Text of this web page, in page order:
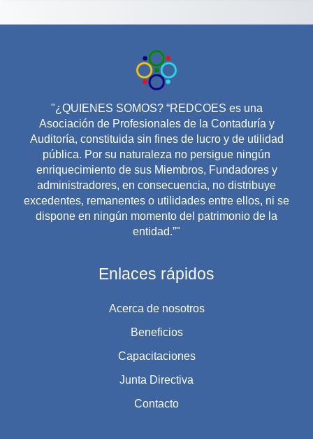
"¿QUIENES SOMOS? “REDCOES es una
Asociación de Profesionales de la Contaduría y
Auditoría, constituida sin fines de lucro y de utilidad
pública. Por su naturaleza no persigue ningún
enriquecimiento de sus Miembros, Fundadores y
administradores, en consecuencia, no distribuye
excedentes, remanentes o utilidades entre ellos, ni se
dispone en ningún momento del patrimonio de la
entidad.”"
Enlaces rápidos
Acerca de nosotros
Beneficios
Capacitaciones
Junta Directiva
Contacto